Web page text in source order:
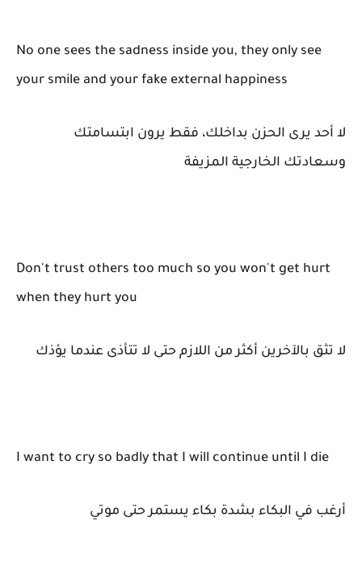
No one sees the sadness inside you, they only see
your smile and your fake external happiness
لا أحد يرى الحزن بداخلك، فقط يرون ابتسامتك
وسعادتك الخارجية المزيفة
Don't trust others too much so you won't get hurt
when they hurt you
لا تثق بالآخرين أكثر من اللازم حتى لا تتأذى عندما يؤذك
I want to cry so badly that I will continue until I die
أرغب في البكاء بشدة بكاء يستمر حتى موتي